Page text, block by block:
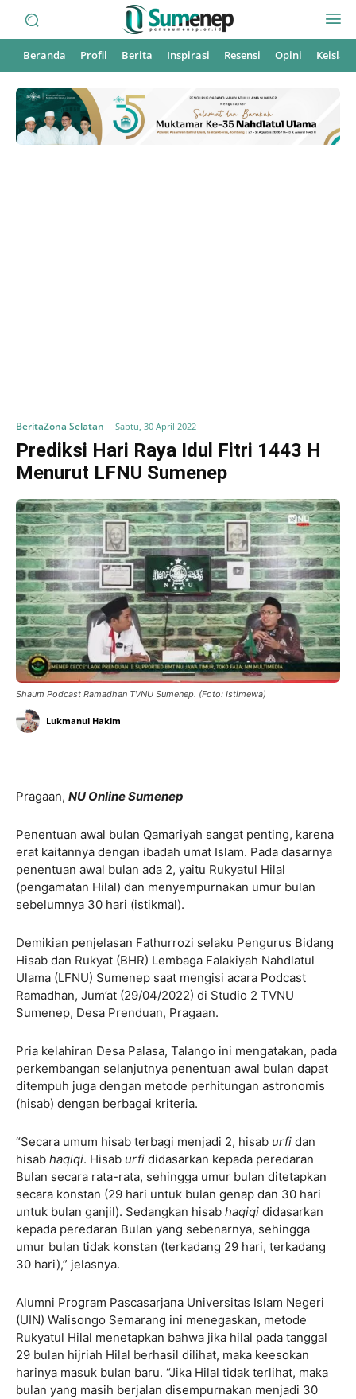
Beranda Profil Berita Inspirasi Resensi Opini
BeritaZona Selatan Sabtu, 30 April 2022
Prediksi Hari Raya Idul Fitri 1443 H
Menurut LFNU Sumenep
Shaum Podcast Ramadhan TVNU Sumenep. (Foto: Istimewa)
Lukmanul Hakim
Pragaan, NU Online Sumenep
Penentuan awal bulan Qamariyah sangat penting, karena
erat kaitannya dengan ibadah umat Islam. Pada dasarnya
penentuan awal bulan ada 2, yaitu Rukyatul Hilal
(pengamatan Hilal) dan menyempurnakan umur bulan
sebelumnya 30 hari (istikmal).
Demikian penjelasan Fathurrozi selaku Pengurus Bidang
Hisab dan Rukyat (BHR) Lembaga Falakiyah Nahdlatul
Ulama (LFNU) Sumenep saat mengisi acara Podcast
Ramadhan, Jum’at (29/04/2022) di Studio 2 TVNU
Sumenep, Desa Prenduan, Pragaan.
Pria kelahiran Desa Palasa, Talango ini mengatakan, pada
perkembangan selanjutnya penentuan awal bulan dapat
ditempuh juga dengan metode perhitungan astronomis
(hisab) dengan berbagai kriteria.
“Secara umum hisab terbagi menjadi 2, hisab urfi dan
hisab haqiqi. Hisab urfi didasarkan kepada peredaran
Bulan secara rata-rata, sehingga umur bulan ditetapkan
secara konstan (29 hari untuk bulan genap dan 30 hari
untuk bulan ganjil). Sedangkan hisab haqiqi didasarkan
kepada peredaran Bulan yang sebenarnya, sehingga
umur bulan tidak konstan (terkadang 29 hari, terkadang
30 hari),” jelasnya.
Alumni Program Pascasarjana Universitas Islam Negeri
(UIN) Walisongo Semarang ini menegaskan, metode
Rukyatul Hilal menetapkan bahwa jika hilal pada tanggal
29 bulan hijriah Hilal berhasil dilihat, maka keesokan
harinya masuk bulan baru. “Jika Hilal tidak terlihat, maka
bulan yang masih berjalan disempurnakan menjadi 30